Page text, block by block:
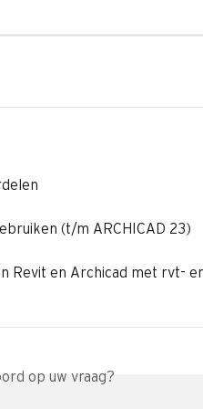
(t/m ARCHICAD 23)
Revit en Archicad met rvt-
op uw vraag?